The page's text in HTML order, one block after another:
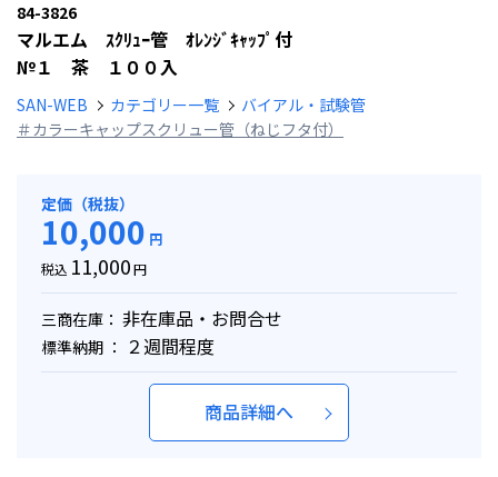
84-3826
マルエム ｽｸﾘｭｰ管 ｵﾚﾝｼﾞｷｬｯﾌﾟ付
№１ 茶 １００入
SAN-WEB カテゴリー一覧
バイアル・試験管
＃カラーキャップスクリュー管（ねじフタ付）
定価（税抜）
10,000 円
税込 11,000円
三商在庫： 非在庫品・お問合せ
標準納期 ： ２週間程度
商品詳細へ